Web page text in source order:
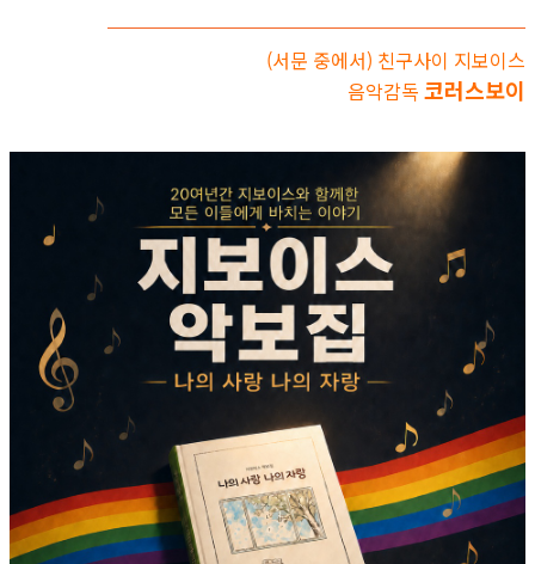
(서문 중에서) 친구사이 지보이스
음악감독 코러스보이